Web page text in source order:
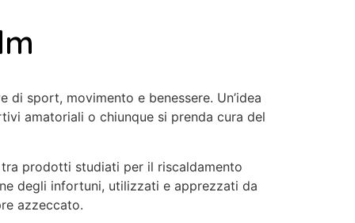
sport, movimento e benessere. Un’idea
amatoriali o chiunque si prenda cura del
prodotti studiati per il riscaldamento
degli infortuni, utilizzati e apprezzati da
azzeccato.